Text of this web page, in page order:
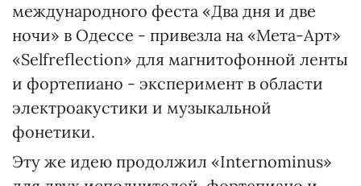
международного феста «Два дня и две
ночи» в Одессе - привезла на «Мета-Арт»
«Selfreflection» для магнитофонной ленты
и фортепиано - эксперимент в области
электроакустики и музыкальной
фонетики.
Эту же идею продолжил «Internominus»